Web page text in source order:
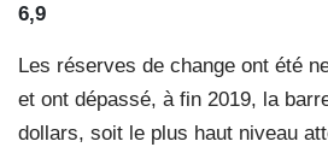
6,9
Les réserves de change ont été
et ont dépassé, à fin 2019, la
dollars, soit le plus haut niveau